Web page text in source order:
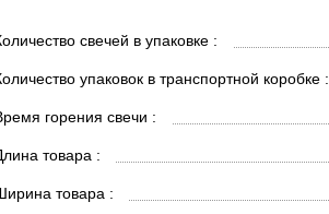
свечей в упаковке :
упаковок в транспортной коробке :
горения свечи :
товара :
товара :